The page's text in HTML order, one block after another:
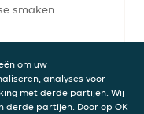
smaken
om uw
analyses voor
met derde partijen. Wij
derde partijen. Door op OK